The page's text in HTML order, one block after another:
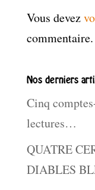
Vous devez
commentaire.
Nos derniers
Cinq
lectures…
QUATRE
DIABLES